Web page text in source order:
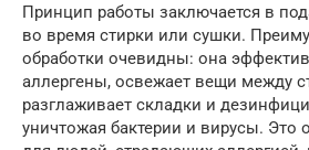
Принцип работы заключается в
во время стирки или сушки.
обработки очевидны: она
аллергены, освежает вещи между
разглаживает складки и
уничтожая бактерии и вирусы. Это